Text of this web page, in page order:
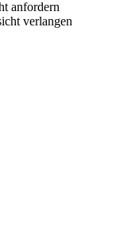
anfordern
verlangen